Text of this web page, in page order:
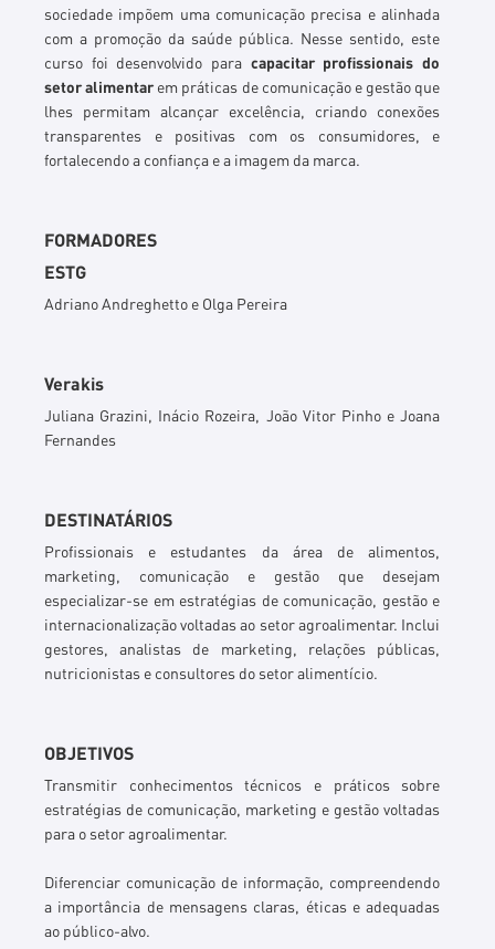
sociedade impõem uma comunicação precisa e alinhada
com a promoção da saúde pública. Nesse sentido, este
curso foi desenvolvido para capacitar profissionais do
setor alimentar em práticas de comunicação e gestão que
lhes permitam alcançar excelência, criando conexões
transparentes e positivas com os consumidores, e
fortalecendo a confiança e a imagem da marca.
FORMADORES
ESTG
Adriano Andreghetto e Olga Pereira
Verakis
Juliana Grazini, Inácio Rozeira, João Vitor Pinho e Joana
Fernandes
DESTINATÁRIOS
Profissionais e estudantes da área de alimentos,
marketing, comunicação e gestão que desejam
especializar-se em estratégias de comunicação, gestão e
internacionalização voltadas ao setor agroalimentar. Inclui
gestores, analistas de marketing, relações públicas,
nutricionistas e consultores do setor alimentício.
OBJETIVOS
Transmitir conhecimentos técnicos e práticos sobre
estratégias de comunicação, marketing e gestão voltadas
para o setor agroalimentar.
Diferenciar comunicação de informação, compreendendo
a importância de mensagens claras, éticas e adequadas
ao público-alvo.